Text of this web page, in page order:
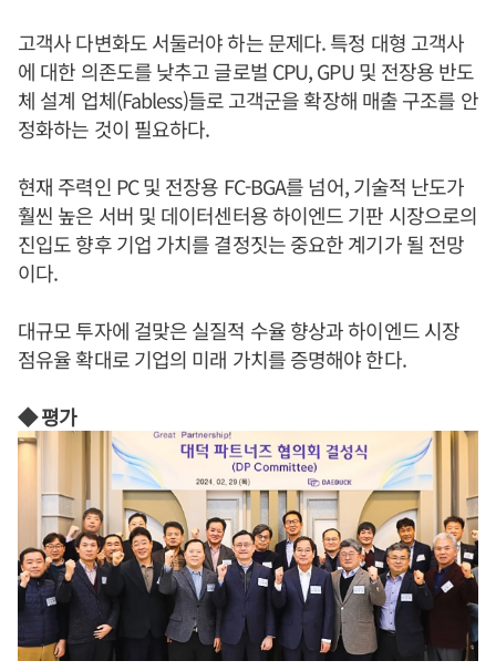
고객사 다변화도 서둘러야 하는 문제다. 특정 대형 고객사
에 대한 의존도를 낮추고 글로벌 CPU, GPU 및 전장용 반도
체 설계 업체(Fabless)들로 고객군을 확장해 매출 구조를 안
정화하는 것이 필요하다.
현재 주력인 PC 및 전장용 FC-BGA를 넘어, 기술적 난도가
훨씬 높은 서버 및 데이터센터용 하이엔드 기판 시장으로의
진입도 향후 기업 가치를 결정짓는 중요한 계기가 될 전망
이다.
대규모 투자에 걸맞은 실질적 수율 향상과 하이엔드 시장
점유율 확대로 기업의 미래 가치를 증명해야 한다.
◆ 평가